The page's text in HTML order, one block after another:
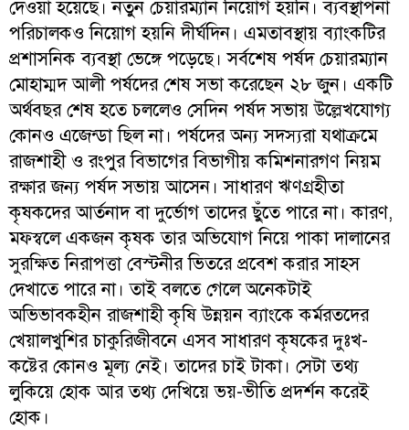
দেওয়া হয়েছে। নতুন চেয়ারম্যান নিয়োগ হয়নি। ব্যবস্থাপনা
পরিচালকও নিয়োগ হয়নি দীর্ঘদিন। এমতাবস্থায় ব্যাংকটির
প্রশাসনিক ব্যবস্থা ভেঙ্গে পড়েছে। সর্বশেষ পর্ষদ চেয়ারম্যান
মোহাম্মদ আলী পর্ষদের শেষ সভা করেছেন ২৮ জুন। একটি
অর্থবছর শেষ হতে চললেও সেদিন পর্ষদ সভায় উল্লেখযোগ্য
কোনও এজেন্ডা ছিল না। পর্ষদের অন্য সদস্যরা যথাক্রমে
রাজশাহী ও রংপুর বিভাগের বিভাগীয় কমিশনারগণ নিয়ম
রক্ষার জন্য পর্ষদ সভায় আসেন। সাধারণ ঋণগ্রহীতা
কৃষকদের আর্তনাদ বা দুর্ভোগ তাদের ছুঁতে পারে না। কারণ,
মফস্বলে একজন কৃষক তার অভিযোগ নিয়ে পাকা দালানের
সুরক্ষিত নিরাপত্তা বেস্টনীর ভিতরে প্রবেশ করার সাহস
দেখাতে পারে না। তাই বলতে গেলে অনেকটাই
অভিভাবকহীন রাজশাহী কৃষি উন্নয়ন ব্যাংকে কর্মরতদের
খেয়ালখুশির চাকুরিজীবনে এসব সাধারণ কৃষকের দুঃখ-
কষ্টের কোনও মূল্য নেই। তাদের চাই টাকা। সেটা তথ্য
লুকিয়ে হোক আর তথ্য দেখিয়ে ভয়-ভীতি প্রদর্শন করেই
হোক।